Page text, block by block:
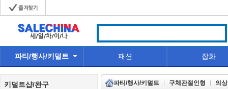
파티/행사/키덜트 패션 잡화
키덜트샵/완구 파티/행사/키덜트 구체관절인형 의상